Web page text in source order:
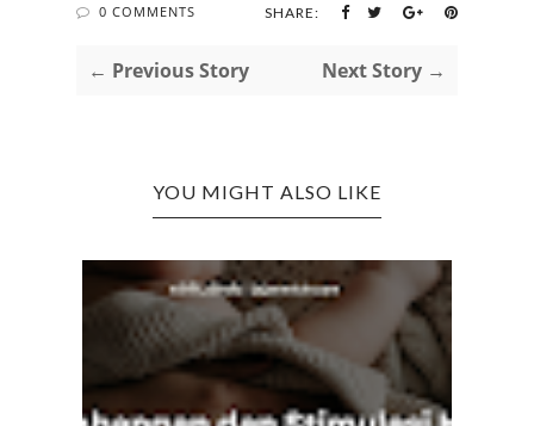
0 COMMENTS SHARE:
← Previous Story Next Story →
YOU MIGHT ALSO LIKE